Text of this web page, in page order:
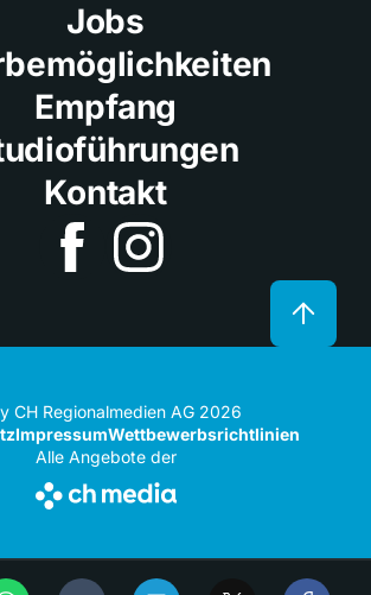
Jobs
Empfang
Kontakt
CH Regionalmedien AG 2026
ImpressumWettbewerbsrichtlinien
Alle Angebote der